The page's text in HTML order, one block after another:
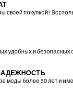
своей покупкой?
удобных и безопасных
моды более 50 лет и